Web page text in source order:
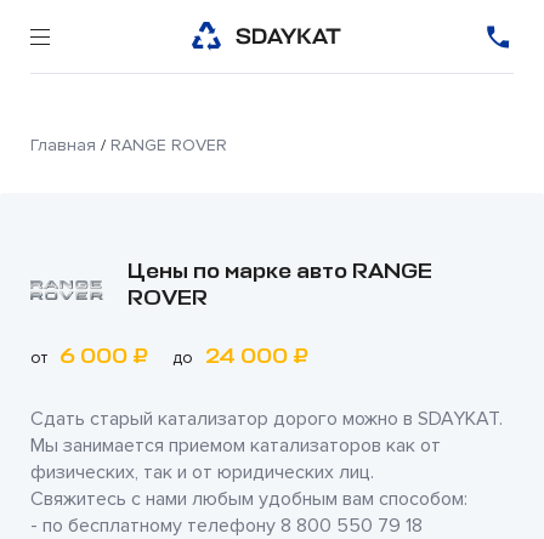
Главная / RANGE ROVER
Цены по марке авто RANGE
ROVER
от 6 000 ₽ до 24 000 ₽
Сдать старый катализатор дорого можно в SDAYKAT.
Мы занимается приемом катализаторов как от
физических, так и от юридических лиц.
Свяжитесь с нами любым удобным вам способом:
- по бесплатному телефону 8 800 550 79 18